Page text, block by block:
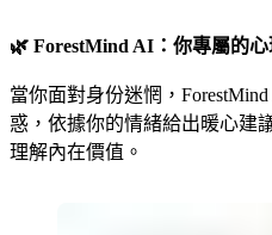
🌿 ForestMind AI：你專屬的
當你面對身份迷惘，
惑，依據你的情緒給出暖心建
理解內在價值。